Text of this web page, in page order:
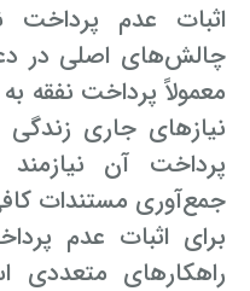
اثبات عدم پرداخت
چالش‌های اصلی در
معمولاً پرداخت نفقه
نیازهای جاری
پرداخت آن
جمع‌آوری مستندات
برای اثبات عدم
راهکارهای متعددی